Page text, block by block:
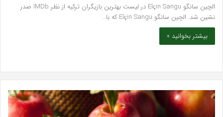
الچین سانگو Elçin Sangu در لیست بهترین بازیگران ترکیه از نظر IMDb صدر
نشین شد. الچین سانگو Elçin Sangu که با…
بیشتر بخوانید »
سرکه
تند